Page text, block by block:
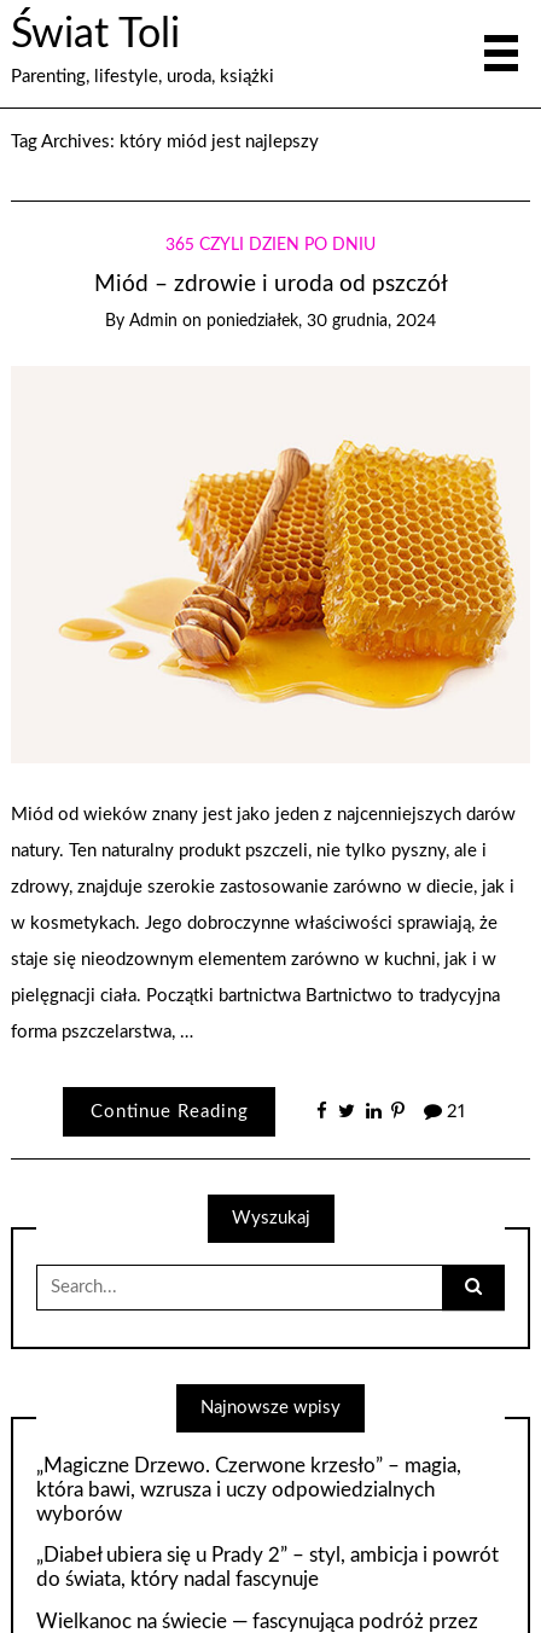
Świat Toli
Parenting, lifestyle, uroda, książki
Tag Archives: który miód jest najlepszy
365 CZYLI DZIEŃ PO DNIU
Miód – zdrowie i uroda od pszczół
By Admin on poniedziałek, 30 grudnia, 2024
Miód od wieków znany jest jako jeden z najcenniejszych darów
natury. Ten naturalny produkt pszczeli, nie tylko pyszny, ale i
zdrowy, znajduje szerokie zastosowanie zarówno w diecie, jak i
w kosmetykach. Jego dobroczynne właściwości sprawiają, że
staje się nieodzownym elementem zarówno w kuchni, jak i w
pielęgnacji ciała. Początki bartnictwa Bartnictwo to tradycyjna
forma pszczelarstwa, …
Continue Reading 21
Wyszukaj
Search
for:
Najnowsze wpisy
„Magiczne Drzewo. Czerwone krzesło” – magia,
która bawi, wzrusza i uczy odpowiedzialnych
wyborów
„Diabeł ubiera się u Prady 2” – styl, ambicja i powrót
do świata, który nadal fascynuje
Wielkanoc na świecie — fascynująca podróż przez